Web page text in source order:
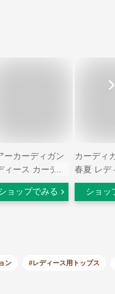
ーカーディガン
ィース カーディ
薄手 シースル
羽織り アウター
わいい 春 春物
ョップでみる
カーディ
春夏 レデ
っと羽織
トライプ
ショッ
ン #レディース用トップス